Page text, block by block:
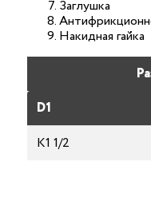
Заглушка
Накидная гайка
D1
К1 1/2